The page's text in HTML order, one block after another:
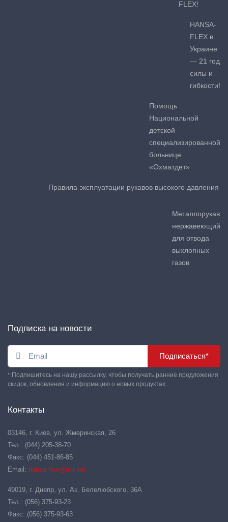
FLEX!
HANSA-
FLEX в
Украине
— 21 год
силы и
гибкости!
Помощь
Национальной
детской
специализированной
больнице
«Охматдет»
Правила эксплуатации рукавов высокого давления
Металлорукав
нержавеющий
для отвода
выхлопных
газов
Подписка на новости
Подписаться*
* Подпишитесь на нашу рассылку, чтобы получать ранние предложения
скидок, обновления и информацию о новых продуктах.
Контакты
03146, г. Киев, ул. Жмеринская, 26
Тел.: (044) 205-38-70
Факс: (044) 451-86-85
Email: hansa-flex@ukr.net
49019, г. Днепр, ул. Ак. Белелюбского, 36А
Тел.: (056) 375-93-23
Факс: (056) 375-93-63